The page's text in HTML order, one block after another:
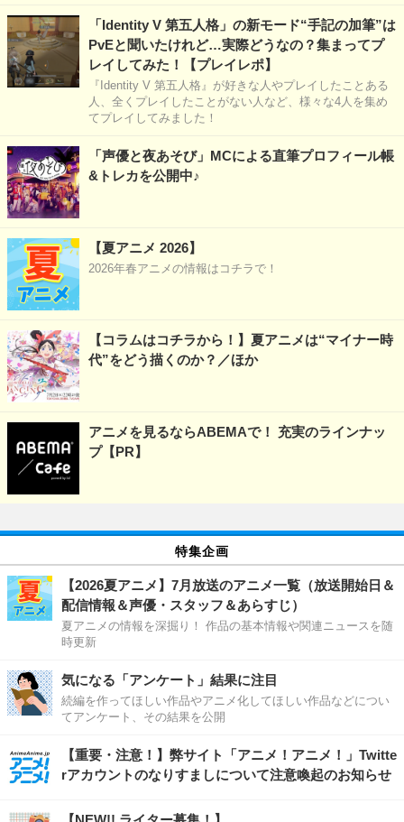
「Identity V 第五人格」の新モード“手記の加筆”は
PvEと聞いたけれど…実際どうなの？集まってプ
レイしてみた！【プレイレポ】
『Identity V 第五人格』が好きな人やプレイしたことある
人、全くプレイしたことがない人など、様々な4人を集め
てプレイしてみました！
「声優と夜あそび」MCによる直筆プロフィール帳
&トレカを公開中♪
【夏アニメ 2026】
2026年春アニメの情報はコチラで！
【コラムはコチラから！】夏アニメは“マイナー時
代”をどう描くのか？／ほか
アニメを見るならABEMAで！ 充実のラインナッ
プ【PR】
特集企画
【2026夏アニメ】7月放送のアニメ一覧（放送開始日＆
配信情報＆声優・スタッフ＆あらすじ）
夏アニメの情報を深掘り！ 作品の基本情報や関連ニュースを随
時更新
気になる「アンケート」結果に注目
続編を作ってほしい作品やアニメ化してほしい作品などについ
てアンケート、その結果を公開
【重要・注意！】弊サイト「アニメ！アニメ！」Twitte
rアカウントのなりすましについて注意喚起のお知らせ